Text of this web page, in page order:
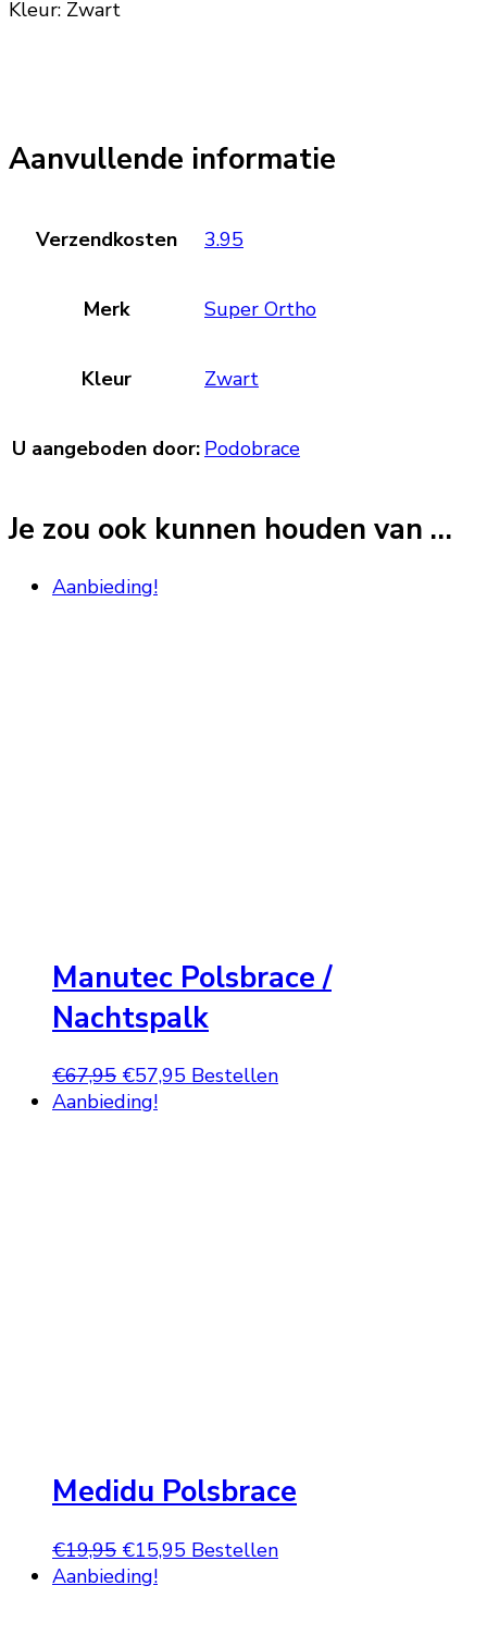
Kleur: Zwart
Aanvullende informatie
Verzendkosten 3.95
Merk Super Ortho
Kleur Zwart
U aangeboden door: Podobrace
Je zou ook kunnen houden van …
Aanbieding!
Manutec Polsbrace /
Nachtspalk
€67,95 Oorspronkelijke
prijs
€57,95 Huidige
Bestellen
Aanbieding!
Medidu Polsbrace
€19,95 Oorspronkelijke
prijs
€15,95 Huidige
Bestellen
Aanbieding!